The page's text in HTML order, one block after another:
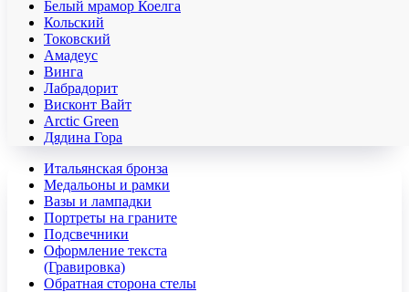
Белый мрамор Коелга
Кольский
Токовский
Амадеус
Винга
Лабрадорит
Висконт Вайт
Аrctic Green
Дядина Гора
Итальянская бронза
Медальоны и рамки
Вазы и лампадки
Портреты на граните
Подсвечники
Оформление текста
(Гравировка)
Обратная сторона стелы